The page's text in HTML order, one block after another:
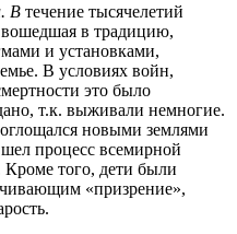
В течение тыся­челетий
вошедшая в традицию,
и ус­тановками,
В ус­ловиях войн,
это было
т.к. выживали немногие.
новыми землями
процесс всемирной
того, дети были
«призрение»,